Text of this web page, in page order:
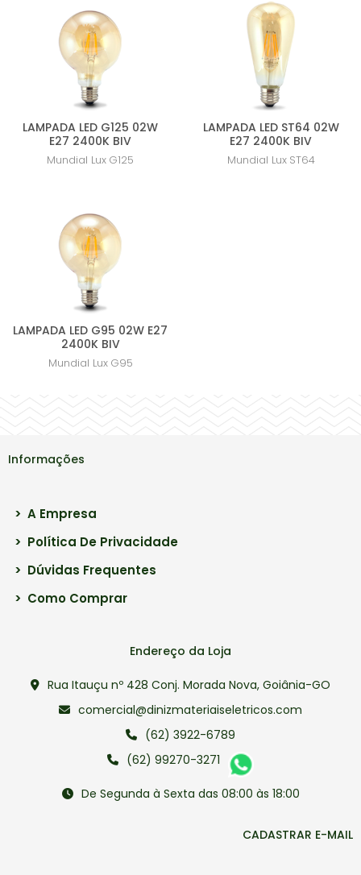
LAMPADA LED G125 02W
E27 2400K BIV
Mundial Lux G125
LAMPADA LED ST64 02W
E27 2400K BIV
Mundial Lux ST64
LAMPADA LED G95 02W E27
2400K BIV
Mundial Lux G95
Informações
> A Empresa
> Política De Privacidade
> Dúvidas Frequentes
> Como Comprar
Endereço da Loja
Rua Itauçu nº 428 Conj. Morada Nova, Goiânia-GO
comercial@dinizmateriaiseletricos.com
(62) 3922-6789
(62) 99270-3271
De Segunda à Sexta das 08:00 às 18:00
CADASTRAR E-MAIL